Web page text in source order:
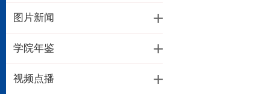
图片新闻
学院年鉴
视频点播